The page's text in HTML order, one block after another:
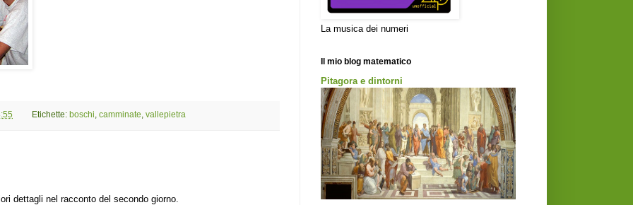
Etichette: boschi camminate vallepietra
dettagli nel racconto del secondo giorno.
La musica dei numeri
Il mio blog matematico
Pitagora e dintorni